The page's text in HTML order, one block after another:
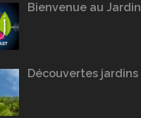
Bienvenue au Jardin
Découvertes jardins